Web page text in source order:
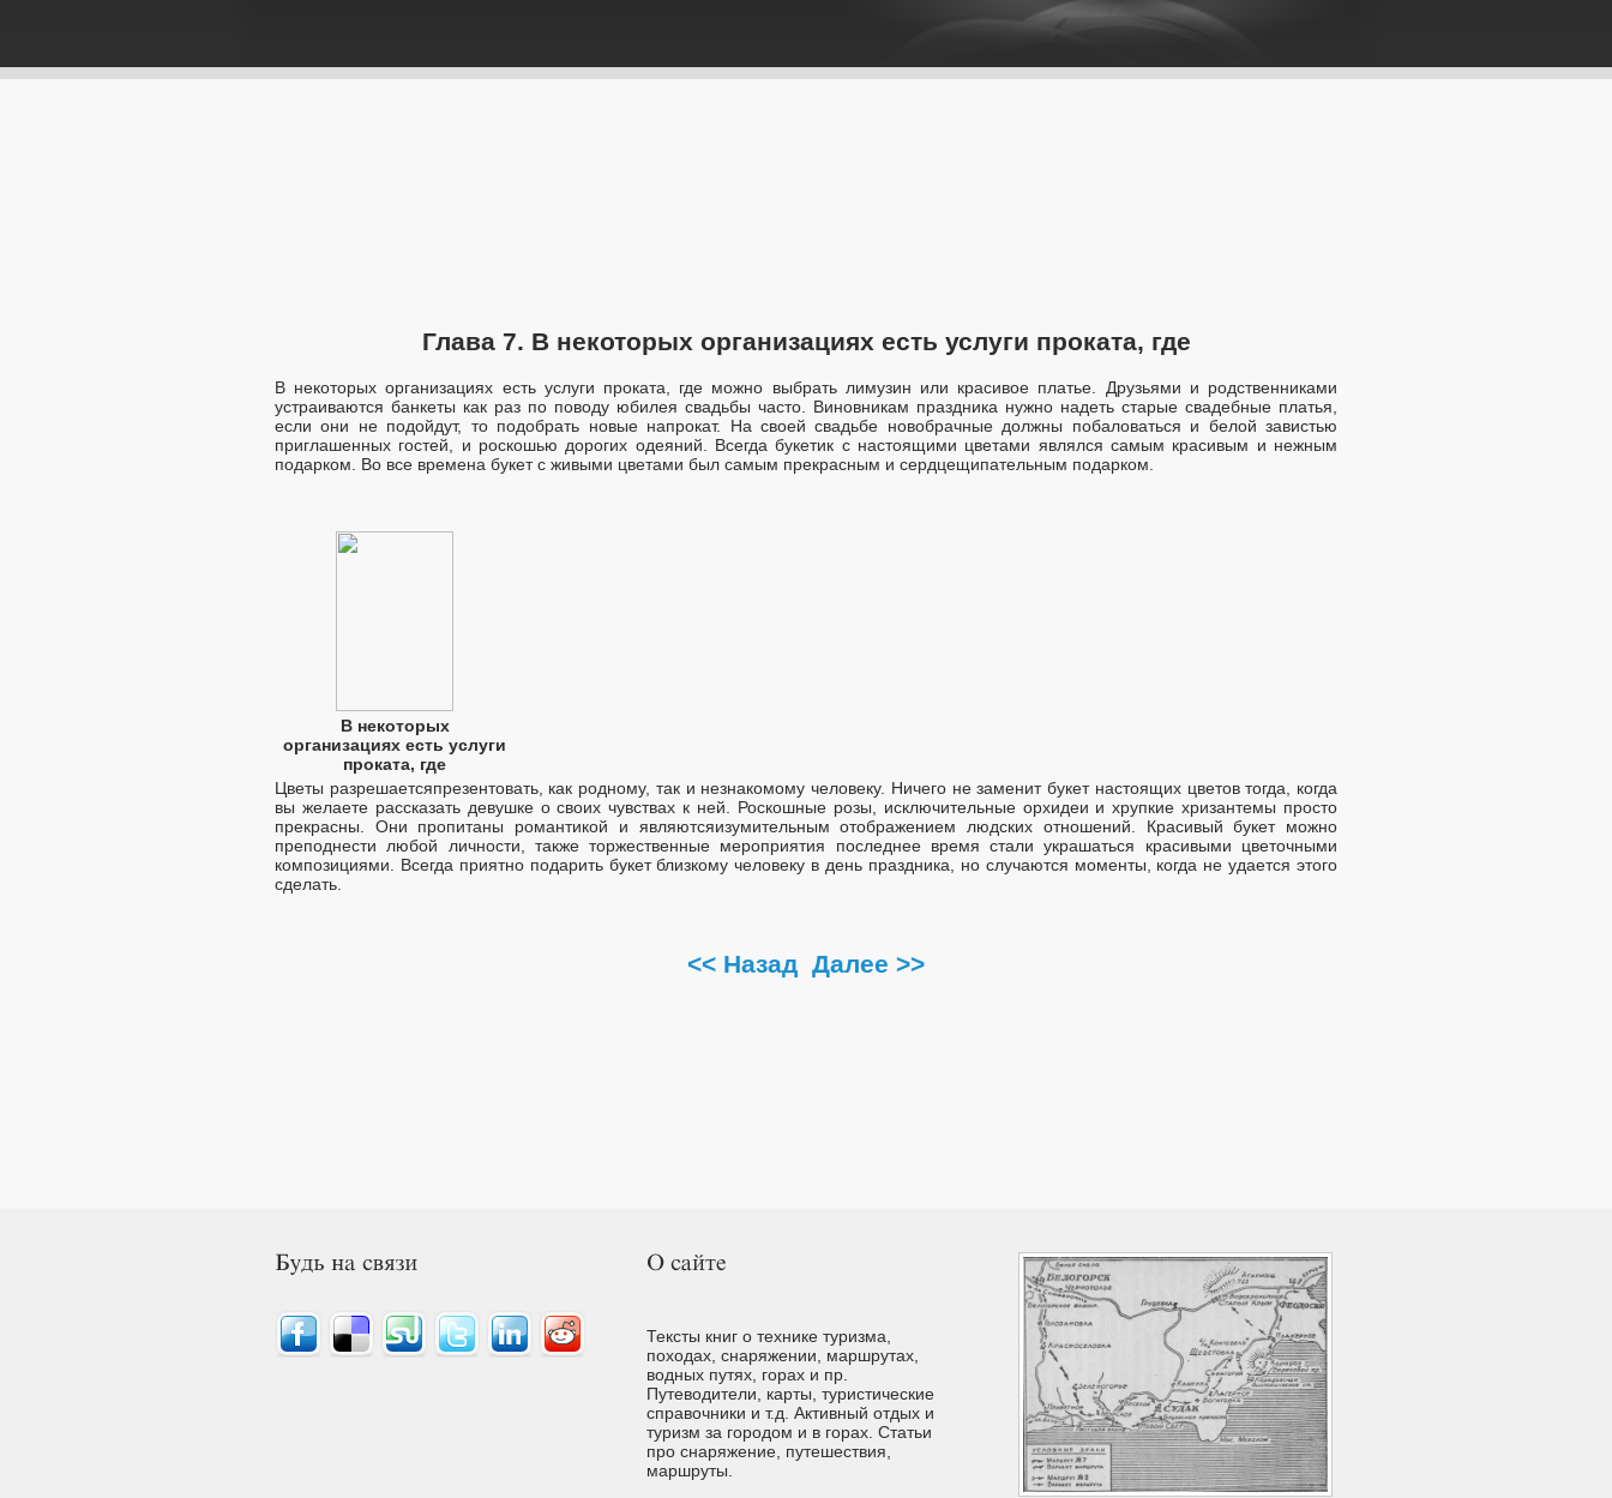
Глава 7. В некоторых организациях есть услуги проката, где
В некоторых организациях есть услуги проката, где можно выбрать лимузин или красивое платье. Друзьями и родственниками
устраиваются банкеты как раз по поводу юбилея свадьбы часто. Виновникам праздника нужно надеть старые свадебные платья,
если они не подойдут, то подобрать новые напрокат. На своей свадьбе новобрачные должны побаловаться и белой завистью
приглашенных гостей, и роскошью дорогих одеяний. Всегда букетик с настоящими цветами являлся самым красивым и нежным
подарком. Во все времена букет с живыми цветами был самым прекрасным и сердцещипательным подарком.
В некоторых
организациях есть услуги
проката, где
Цветы разрешаетсяпрезентовать, как родному, так и незнакомому человеку. Ничего не заменит букет настоящих цветов тогда, когда
вы желаете рассказать девушке о своих чувствах к ней. Роскошные розы, исключительные орхидеи и хрупкие хризантемы просто
прекрасны. Они пропитаны романтикой и являютсяизумительным отображением людских отношений. Красивый букет можно
преподнести любой личности, также торжественные мероприятия последнее время стали украшаться красивыми цветочными
композициями. Всегда приятно подарить букет близкому человеку в день праздника, но случаются моменты, когда не удается этого
сделать.
<< Назад Далее >>
Тексты книг о технике туризма,
походах, снаряжении, маршрутах,
водных путях, горах и пр.
Путеводители, карты, туристические
справочники и т.д. Активный отдых и
туризм за городом и в горах. Cтатьи
про снаряжение, путешествия,
маршруты.